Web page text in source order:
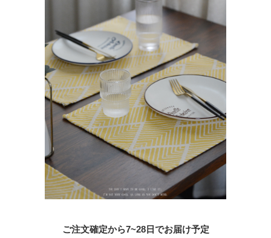
ご注文確定から7~28日でお届け予定